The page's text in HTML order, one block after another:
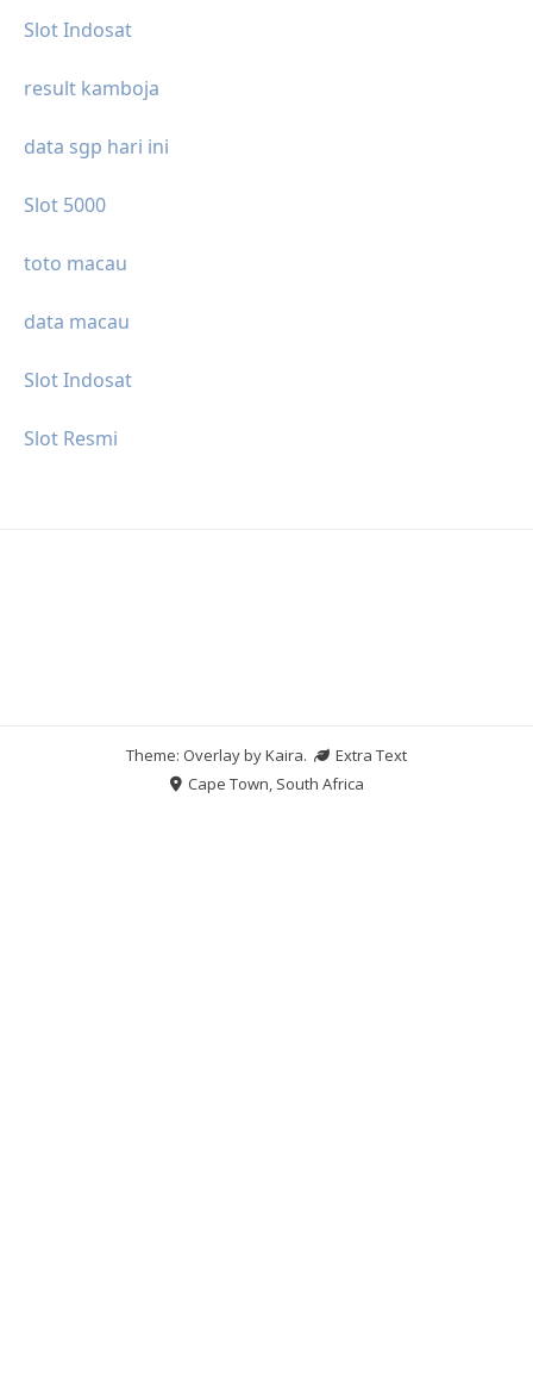
Slot Indosat
result kamboja
data sgp hari ini
Slot 5000
toto macau
data macau
Slot Indosat
Slot Resmi
Theme: Overlay byKaira.
Extra Text
Cape Town, South Africa